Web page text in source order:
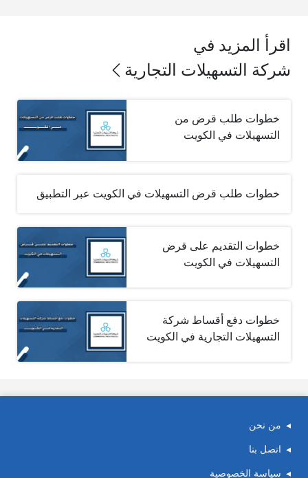
اقرأ المزيد في
شركة التسهيلات التجارية
خطوات طلب قرض من
التسهيلات في الكويت
خطوات طلب قرض التسهيلات في الكويت عبر التطبيق
خطوات التقديم على قرض
التسهيلات في الكويت
خطوات دفع أقساط شركة
التسهيلات التجارية في الكويت
من نحن
اتصل بنا
سياسة الخصوصية